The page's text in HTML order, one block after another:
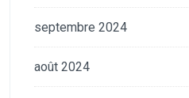
septembre 2024
août 2024